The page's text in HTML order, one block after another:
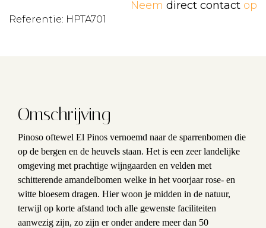
Neem direct contact op
Referentie: HPTA701
Omschrijving
Pinoso oftewel El Pinos vernoemd naar de sparrenbomen die
op de bergen en de heuvels staan. Het is een zeer landelijke
omgeving met prachtige wijngaarden en velden met
schitterende amandelbomen welke in het voorjaar rose- en
witte bloesem dragen. Hier woon je midden in de natuur,
terwijl op korte afstand toch alle gewenste faciliteiten
aanwezig zijn, zo zijn er onder andere meer dan 50